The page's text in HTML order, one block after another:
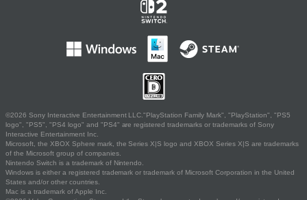
©2026 Sony Interactive Entertainment LLC."PlayStation Family Mark", "PlayStation", "PS5
logo", "PS5", "PS4 logo" and "PS4" are registered trademarks or trademarks of Sony
Interactive Entertainment Inc.
Microsoft, the XBOX Sphere mark, the Series X|S logo and XBOX Series X|S are trademarks
of the Microsoft group of companies.
Nintendo Switch is a trademark of Nintendo.
Windows is either a registered trademark or trademark of Microsoft Corporation in the United
States and/or other countries.
Mac is a trademark of Apple Inc.